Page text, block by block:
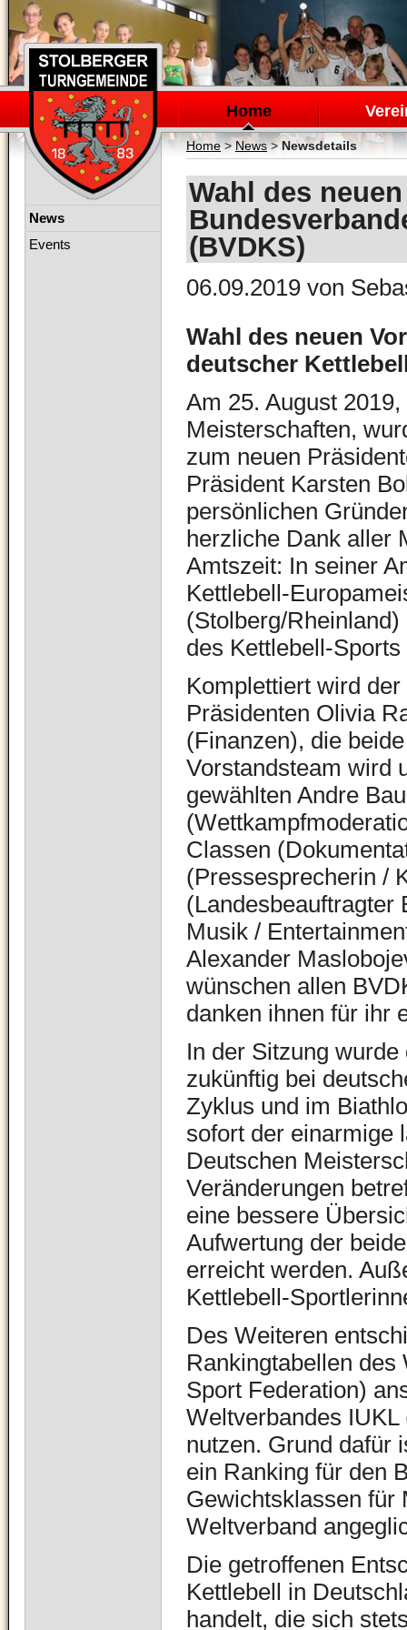
Navigation
überspringen
Home
Home> News>Newsdetails
Wahl des
(BVDKS)
06.09.2019 von
Wahl des neuen
deutscher
Am 25. August
Meisterschaften,
zum neuen
Präsident Karsten
persönlichen
herzliche Dank aller
Amtszeit: In seiner
Kettlebell-
(Stolberg/
des Kettlebell-
Komplettiert wird
Präsidenten Olivia
(Finanzen), die
Vorstandsteam wird
gewählten Andre
Classen
(Pressesprecherin /
(Landesbeauftragter
Musik /
Alexander
wünschen allen
danken ihnen für ihr
In der Sitzung
zukünftig bei
Zyklus und im
sofort der einarmige
Deutschen
Veränderungen
eine bessere
Aufwertung der
erreicht werden.
Kettlebell-
Des Weiteren
Rankingtabellen
Sport Federation)
Weltverbandes
nutzen. Grund dafür
ein Ranking für den
Gewichtsklassen für
Weltverband
Die getroffenen
Kettlebell in
handelt, die sich
Navigation
News
Events